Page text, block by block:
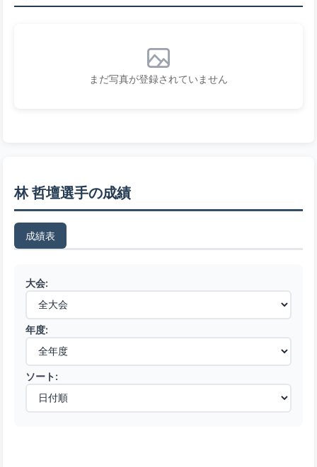
まだ写真が登録されていません
林 哲壇選手の成績
成績表
大会:
年度:
ソート: